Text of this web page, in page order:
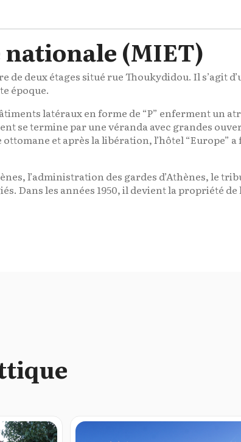
nationale (MIET)
deux étages situé rue Thoukydidou. Il s’agit
époque.
latéraux en forme de “P” enferment un
se termine par une véranda avec grandes
et après la libération, l’hôtel “Europe”
l’administration des gardes d’Athènes, le
Dans les années 1950, il devient la propriété de